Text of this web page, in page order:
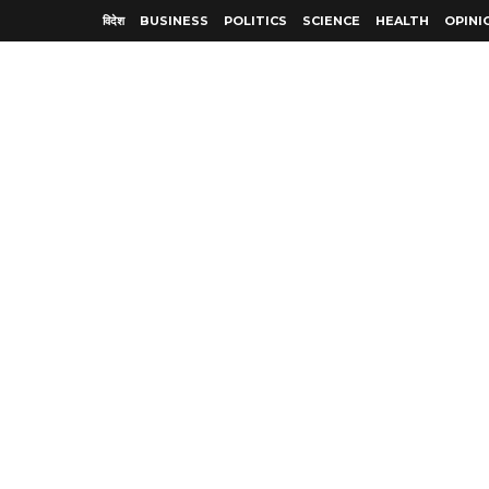
विदेश BUSINESS POLITICS SCIENCE HEALTH